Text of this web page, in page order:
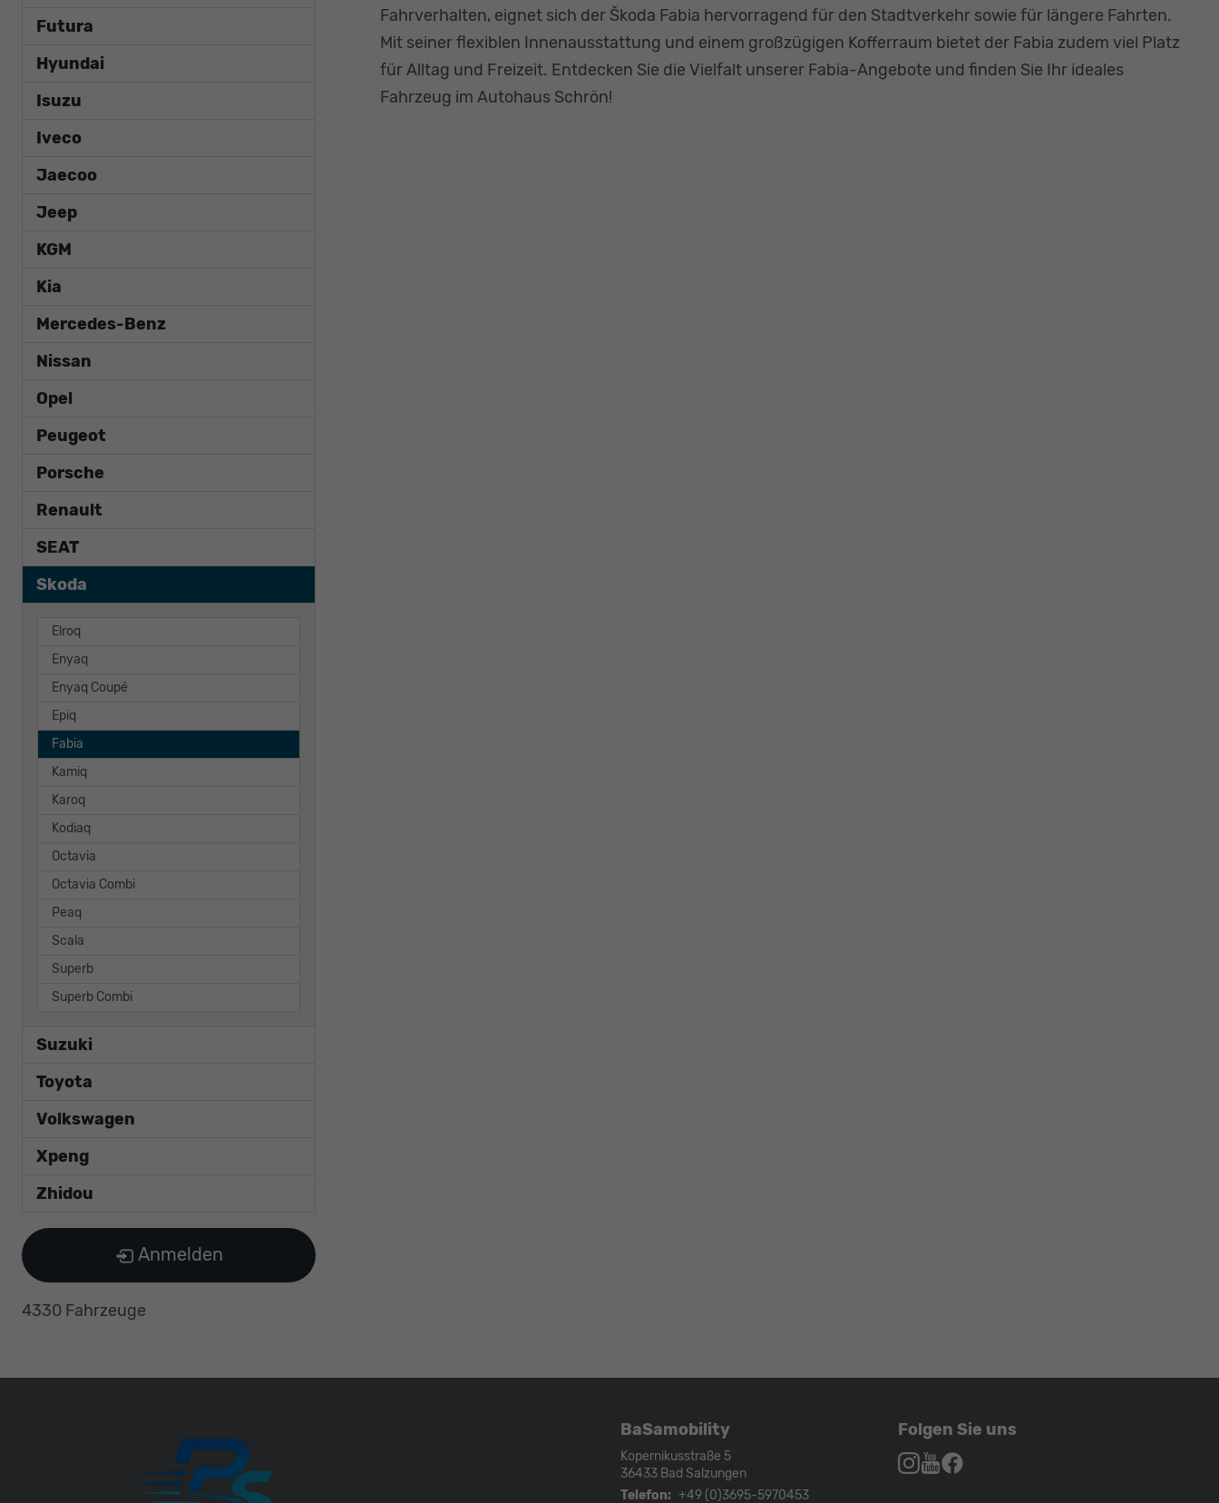
Fahrverhalten, eignet sich der Škoda Fabia hervorragend für den Stadtverkehr sowie für längere Fahrten.
Mit seiner flexiblen Innenausstattung und einem großzügigen Kofferraum bietet der Fabia zudem viel Platz
für Alltag und Freizeit. Entdecken Sie die Vielfalt unserer Fabia-Angebote und finden Sie Ihr ideales
Fahrzeug im Autohaus Schrön!
Futura
Hyundai
Isuzu
Iveco
Jaecoo
Jeep
KGM
Kia
Mercedes-Benz
Nissan
Opel
Peugeot
Porsche
Renault
SEAT
Skoda
Elroq
Enyaq
Enyaq Coupé
Epiq
Fabia
Kamiq
Karoq
Kodiaq
Octavia
Octavia Combi
Peaq
Scala
Superb
Superb Combi
Suzuki
Toyota
Volkswagen
Xpeng
Zhidou
Anmelden
4330 Fahrzeuge
BaSamobility
Kopernikusstraße 5
36433 Bad Salzungen
Telefon: +49 (0)3695-5970453
Folgen Sie uns
Autohaus
Autohaus